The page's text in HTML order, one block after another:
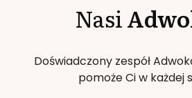
Nasi
Doświadczony zespół
pomoże Ci w każdej